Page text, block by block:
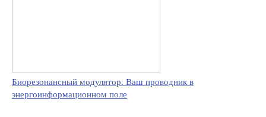
Биорезонансный модулятор. Ваш проводник в
энергоинформационном поле